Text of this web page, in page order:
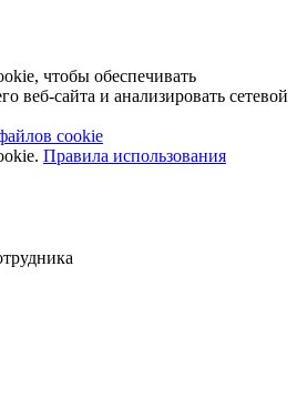
чтобы обеспечивать
веб-сайта и анализировать сетевой
cookie
Правила использования